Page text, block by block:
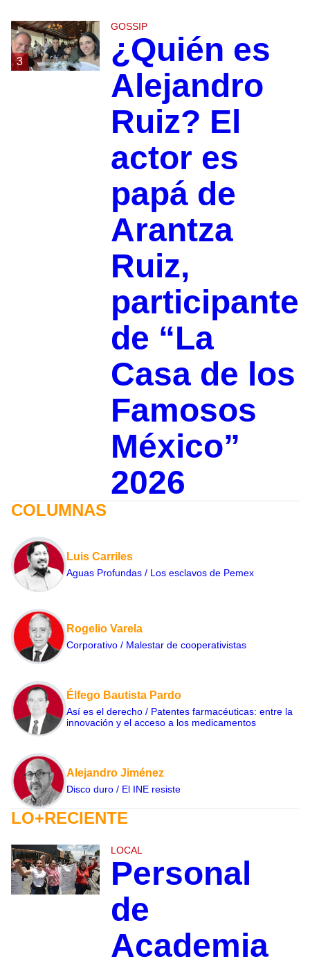
3
GOSSIP
¿Quién es
Alejandro
Ruiz? El
actor es
papá de
Arantza
Ruiz,
participante
de “La
Casa de los
Famosos
México”
2026
COLUMNAS
Luis Carriles
Aguas Profundas / Los esclavos de Pemex
Rogelio Varela
Corporativo / Malestar de cooperativistas
Élfego Bautista Pardo
Así es el derecho / Patentes farmacéuticas: entre la
innovación y el acceso a los medicamentos
Alejandro Jiménez
Disco duro / El INE resiste
LO+RECIENTE
LOCAL
Personal
de
Academia